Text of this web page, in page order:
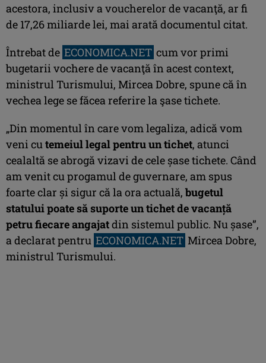
acestora, inclusiv a voucherelor de vacanţă, ar fi
de 17,26 miliarde lei, mai arată documentul citat.
Întrebat de ECONOMICA.NET cum vor primi
bugetarii vochere de vacanţă în acest context,
ministrul Turismului, Mircea Dobre, spune că în
vechea lege se făcea referire la şase tichete.
„Din momentul în care vom legaliza, adică vom
veni cutemeiul legal pentru un tichet, atunci
cealaltă se abrogă vizavi de cele şase tichete. Când
am venit cu progamul de guvernare, am spus
foarte clar şi sigur că la ora actuală, bugetul
statului poate să suporte un tichet de vacanţă
petru fiecare angajatdin sistemul public. Nu şase”,
a declarat pentru ECONOMICA.NET Mircea Dobre,
ministrul Turismului.